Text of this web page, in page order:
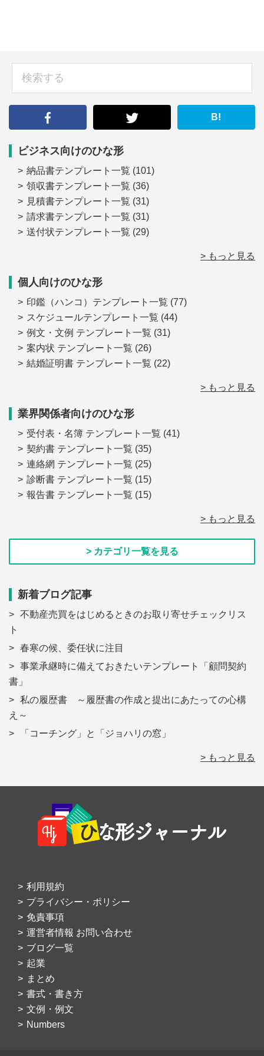
B!
ビジネス向けのひな形
納品書テンプレート一覧 (101)
領収書テンプレート一覧 (36)
見積書テンプレート一覧 (31)
請求書テンプレート一覧 (31)
送付状テンプレート一覧 (29)
> もっと見る
個人向けのひな形
印鑑（ハンコ）テンプレート一覧 (77)
スケジュールテンプレート一覧 (44)
例文・文例 テンプレート一覧 (31)
案内状 テンプレート一覧 (26)
結婚証明書 テンプレート一覧 (22)
> もっと見る
業界関係者向けのひな形
受付表・名簿 テンプレート一覧 (41)
契約書 テンプレート一覧 (35)
連絡網 テンプレート一覧 (25)
診断書 テンプレート一覧 (15)
報告書 テンプレート一覧 (15)
> もっと見る
> カテゴリ一覧を見る
新着ブログ記事
不動産売買をはじめるときのお取り寄せチェックリス
ト
春寒の候、委任状に注目
事業承継時に備えておきたいテンプレート「顧問契約
書」
私の履歴書 ～履歴書の作成と提出にあたっての心構
え～
「コーチング」と「ジョハリの窓」
> もっと見る
Footer
利用規約
プライバシー・ポリシー
免責事項
運営者情報 お問い合わせ
ブログ一覧
起業
まとめ
書式・書き方
文例・例文
Numbers